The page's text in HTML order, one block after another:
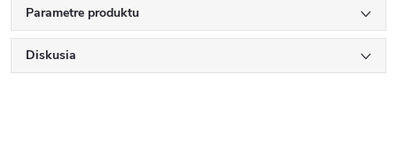
Parametre produktu
Diskusia